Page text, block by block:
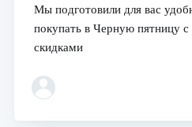
Мы подготовили для вас
покупать в Черную пятницу
скидками